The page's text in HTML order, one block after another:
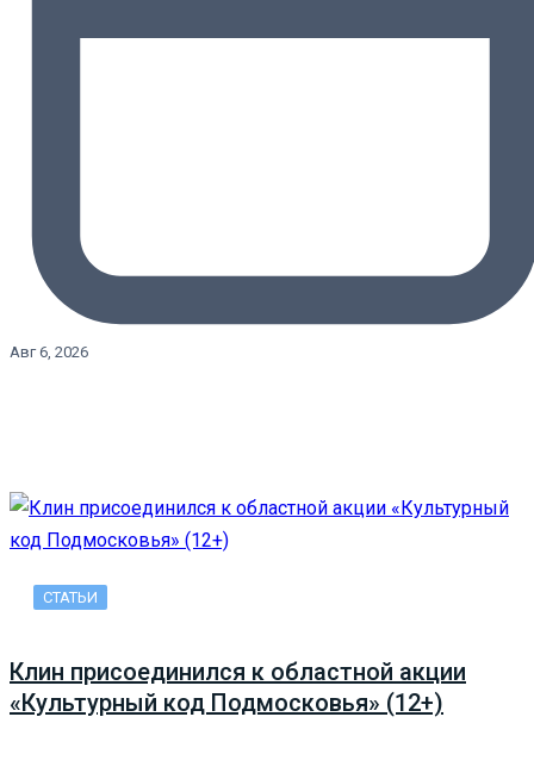
Авг 6, 2026
СТАТЬИ
Клин присоединился к областной акции
«Культурный код Подмосковья» (12+)